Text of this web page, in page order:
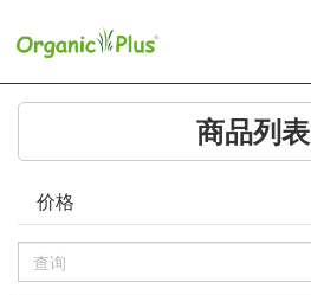
橘
子
工
坊
商品列表
价格